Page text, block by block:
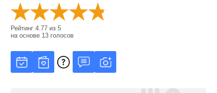
Рейтинг4.77 из5
на основе 13 голосов